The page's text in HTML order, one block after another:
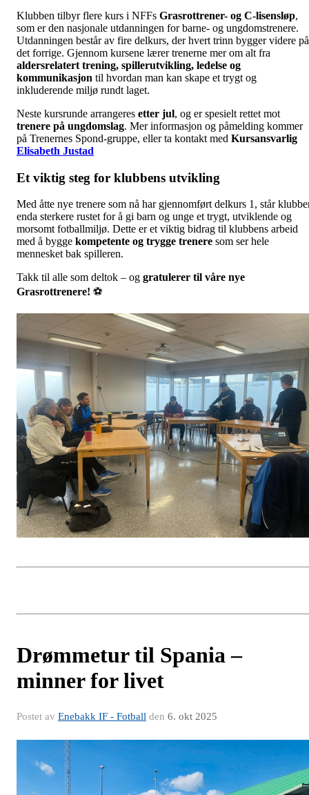
Klubben tilbyr flere kurs i NFFs Grasrottrener- og C-lisensløp,
som er den nasjonale utdanningen for barne- og ungdomstrenere.
Utdanningen består av fire delkurs, der hvert trinn bygger videre på
det forrige. Gjennom kursene lærer trenerne mer om alt fra
aldersrelatert trening, spillerutvikling, ledelse og
kommunikasjon til hvordan man kan skape et trygt og
inkluderende miljø rundt laget.
Neste kursrunde arrangeres etter jul, og er spesielt rettet mot
trenere på ungdomslag. Mer informasjon og påmelding kommer
på Trenernes Spond-gruppe, eller ta kontakt med Kursansvarlig
Elisabeth Justad
Et viktig steg for klubbens utvikling
Med åtte nye trenere som nå har gjennomført delkurs 1, står
enda sterkere rustet for å gi barn og unge et trygt, utviklende og
morsomt fotballmiljø. Dette er et viktig bidrag til klubbens arbeid
med å bygge kompetente og trygge trenere som ser hele
mennesket bak spilleren.
Takk til alle som deltok – og gratulerer til våre nye
Grasrottrenere! ⚽️
Drømmetur til Spania –
minner for livet
Postet av Enebakk IF - Fotball den 6. okt 2025